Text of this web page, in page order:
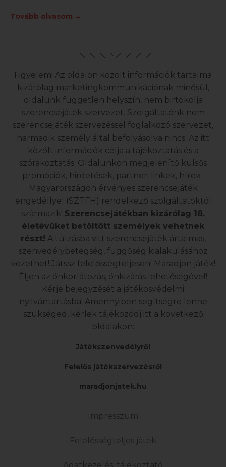
Tovább olvasom →
Figyelem! Az oldalon közölt információk tartalma
kizárólag marketingkommunikációnak minősül,
oldalunk független helyszín, nem birtokolja
szerencsejáték szervezet. Szolgáltatónk nem
szerencsejáték szervezéssel foglalkozó szervezet,
harmadik személy által befolyásolva nincs. Az itt
közölt információk célja a tájékoztatás és a
szórakoztatás. Oldalunkon megjelenítő külsős
promóciók, hirdetések, partneri linkek, hírek-
Magyarországon érvényes szerencsejáték
engedéllyel (SZTFH) rendelkező szolgáltatóktól
származik! Szerencsejátékban kizárólag 18.
életévüket betöltött személyek vehetnek
részt! A túlzásba vitt szerencsejáték ártalmas,
szenvedélybetegség, függőség kialakulásához
vezethet! Játssz felelősségteljesen! Maradjon játék!
Éljen az önkorlátozás, önkizárás lehetőségével!
Kérje bejegyzését a játékosvédelmi
nyilvántartásba! Amennyiben segítségre lenne
szükséged, kérlek tájékozódj itt a következő
oldalakon:
Játékszenvedélyről
Felelős játékszervezésről
maradjonjatek.hu
Impresszum
Felelősségteljes játék